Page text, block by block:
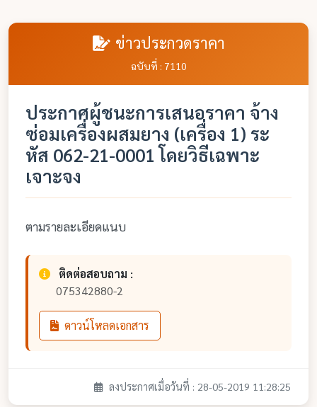
ข่าวประกวดราคา
ฉบับที่ : 7110
ประกาศผู้ชนะการเสนอราคา จ้าง
ซ่อมเครื่องผสมยาง (เครื่อง 1) ระ
หัส 062-21-0001 โดยวิธีเฉพาะ
เจาะจง
ตามรายละเอียดแนบ
ติดต่อสอบถาม :
075342880-2
ดาวน์โหลดเอกสาร
ลงประกาศเมื่อวันที่ : 28-05-2019 11:28:25